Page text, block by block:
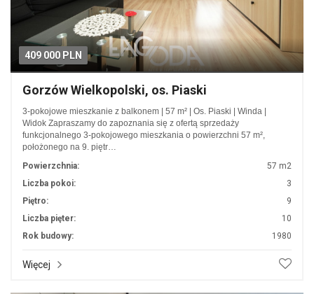
409 000 PLN
Gorzów Wielkopolski, os. Piaski
3-pokojowe mieszkanie z balkonem | 57 m² | Os. Piaski | Winda |
Widok Zapraszamy do zapoznania się z ofertą sprzedaży
funkcjonalnego 3-pokojowego mieszkania o powierzchni 57 m²,
położonego na 9. piętr…
Powierzchnia:
57 m2
Liczba pokoi:
3
Piętro:
9
Liczba pięter:
10
Rok budowy:
1980
Więcej